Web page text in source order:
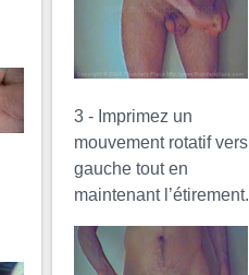
3 - Imprimez un
mouvement rotatif
gauche tout en
maintenant l’étirement.